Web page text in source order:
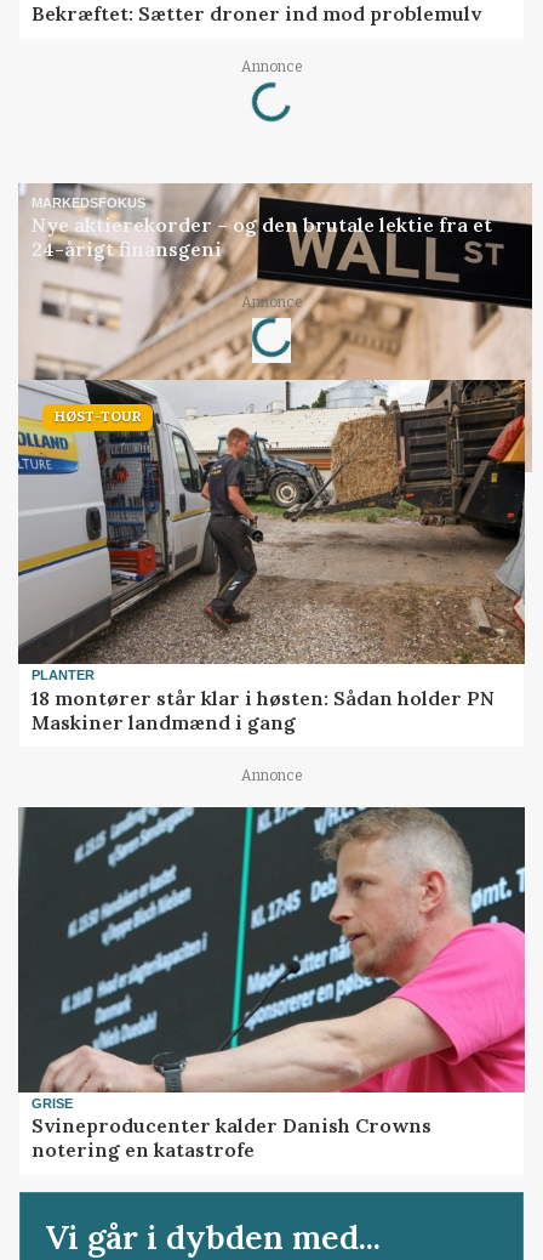
Bekræftet: Sætter droner ind mod problemulv
Annonce
Loading...
MARKEDSFOKUS
Nye aktierekorder – og den brutale lektie fra et
24-årigt finansgeni
Annonce
Loading...
HØST-TOUR
PLANTER
18 montører står klar i høsten: Sådan holder PN
Maskiner landmænd i gang
Annonce
GRISE
Svineproducenter kalder Danish Crowns
notering en katastrofe
Vi går i dybden med...